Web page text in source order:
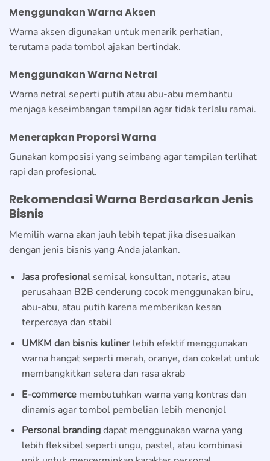
Menggunakan Warna Aksen
Warna aksen digunakan untuk menarik perhatian,
terutama pada tombol ajakan bertindak.
Menggunakan Warna Netral
Warna netral seperti putih atau abu-abu membantu
menjaga keseimbangan tampilan agar tidak terlalu ramai.
Menerapkan Proporsi Warna
Gunakan komposisi yang seimbang agar tampilan terlihat
rapi dan profesional.
Rekomendasi Warna Berdasarkan Jenis
Bisnis
Memilih warna akan jauh lebih tepat jika disesuaikan
dengan jenis bisnis yang Anda jalankan.
Jasa profesionalsemisal konsultan, notaris, atau
perusahaan B2B cenderung cocok menggunakan biru,
abu-abu, atau putih karena memberikan kesan
terpercaya dan stabil
UMKM dan bisnis kulinerlebih efektif menggunakan
warna hangat seperti merah, oranye, dan cokelat untuk
membangkitkan selera dan rasa akrab
E-commercemembutuhkan warna yang kontras dan
dinamis agar tombol pembelian lebih menonjol
Personal brandingdapat menggunakan warna yang
lebih fleksibel seperti ungu, pastel, atau kombinasi